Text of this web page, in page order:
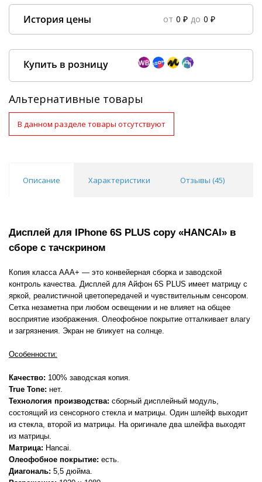
История цены от 0 ₽ до 0 ₽
Купить в розницу
Покупка оптом от 500 ₽
Альтернативные товары
В данном разделе товары отсутствуют
Описание Характеристики Отзывы (45)
Дисплей для IPhone 6S PLUS copy «HANCAI» в
сборе с тачскрином
Копия класса AAA+ — это конвейерная сборка и заводской
контроль качества. Дисплей для Айфон 6S PLUS имеет матрицу с
яркой, реалистичной цветопередачей и чувствительным сенсором.
Сетка незаметна при любом освещении и не влияет на общее
восприятие изображения. Олеофобное покрытие отталкивает влагу
и загрязнения. Экран не бликует на солнце.
Особенности:
Качество: 100% заводская копия.
True Tone: нет.
Технология производства: сборный дисплейный модуль,
состоящий из сенсорного стекла и матрицы. Один шлейф выходит
из стекла, второй из матрицы. На оригинале два шлейфа выходят
из матрицы.
Матрица: Hancai.
Олеофобное покрытие: есть.
Диагональ: 5,5 дюйма.